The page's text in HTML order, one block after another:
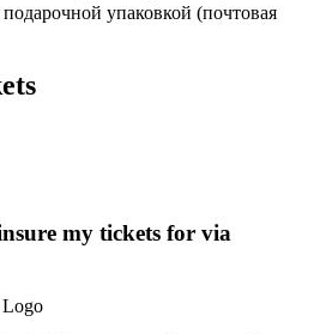
упаковкой (почтовая
my tickets for via